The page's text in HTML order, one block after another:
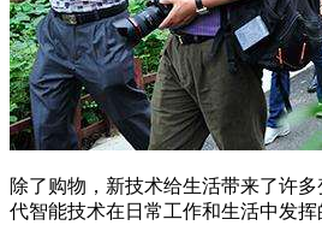
除了购物，新技术给生活带来了许
代智能技术在日常工作和生活中发挥